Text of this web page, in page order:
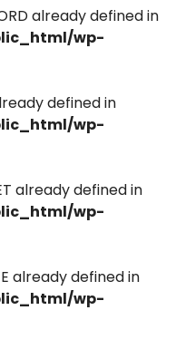
already defined in
wp-
defined in
wp-
already defined in
wp-
already defined in
wp-